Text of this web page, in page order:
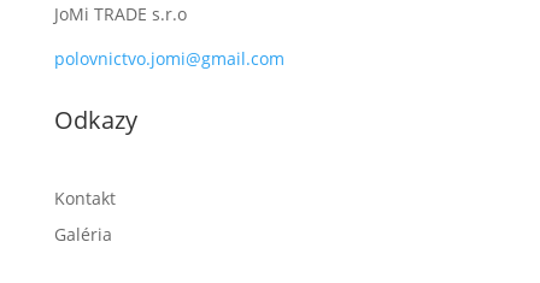
JoMi TRADE s.r.o
polovnictvo.jomi@gmail.com
Odkazy
Kontakt
Galéria